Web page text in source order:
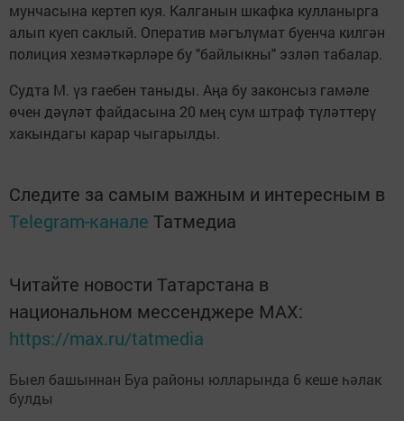
мунчасына кертеп куя. Калганын шкафка кулланырга
алып куеп саклый. Оператив мәгълүмат буенча килгән
полиция хезмәткәрләре бу "байлыкны" эзләп табалар.
Судта М. үз гаебен таныды. Аңа бу законсыз гамәле
өчен дәүләт файдасына 20 мең сум штраф түләттерү
хакындагы карар чыгарылды.
Следите за самым важным и интересным в
Telegram-канале Татмедиа
Читайте новости Татарстана в
национальном мессенджере MАХ:
https://max.ru/tatmedia
Быел башыннан Буа районы юлларында 6 кеше һәлак
булды